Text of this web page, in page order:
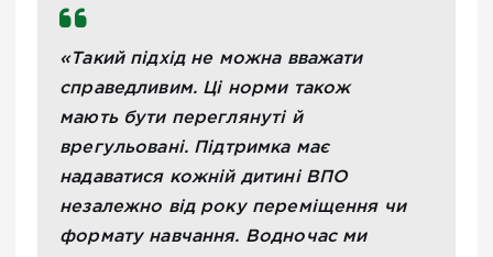
«Такий підхід не можна вважати
справедливим. Ці норми також
мають бути переглянуті й
врегульовані. Підтримка має
надаватися кожній дитині ВПО
незалежно від року переміщення чи
формату навчання. Водночас ми